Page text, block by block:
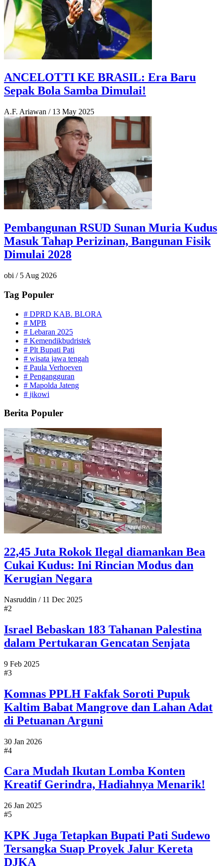
ANCELOTTI KE BRASIL: Era Baru
Sepak Bola Samba Dimulai!
A.F. Ariawan / 13 May 2025
Pembangunan RSUD Sunan Muria Kudus
Masuk Tahap Perizinan, Bangunan Fisik
Dimulai 2028
obi / 5 Aug 2026
Tag Populer
# DPRD KAB. BLORA
# MPB
# Lebaran 2025
# Kemendikbudristek
# Plt Bupati Pati
# wisata jawa tengah
# Paula Verhoeven
# Pengangguran
# Mapolda Jateng
# jikowi
Berita Populer
22,45 Juta Rokok Ilegal diamankan Bea
Cukai Kudus: Ini Rincian Modus dan
Kerugian Negara
Nasruddin / 11 Dec 2025
#2
Israel Bebaskan 183 Tahanan Palestina
dalam Pertukaran Gencatan Senjata
9 Feb 2025
#3
Komnas PPLH Fakfak Soroti Pupuk
Kaltim Babat Mangrove dan Lahan Adat
di Petuanan Arguni
30 Jan 2026
#4
Cara Mudah Ikutan Lomba Konten
Kreatif Gerindra, Hadiahnya Menarik!
26 Jan 2025
#5
KPK Juga Tetapkan Bupati Pati Sudewo
Tersangka Suap Proyek Jalur Kereta
DJKA